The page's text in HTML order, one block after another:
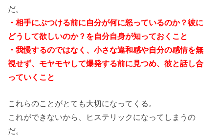
だ。
・相手にぶつける前に自分が何に怒っているのか？彼に
どうして欲しいのか？を自分自身が知っておくこと
・我慢するのではなく、小さな違和感や自分の感情を無
視せず、モヤモヤして爆発する前に見つめ、彼と話し合
っていくこと
これらのことがとても大切になってくる。
これができないから、ヒステリックになってしまうの
だ。